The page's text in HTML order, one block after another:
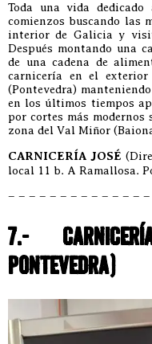
Toda una vida
comienzos buscando las
interior de Galicia y
Después montando una
de una cadena de
carnicería en el
(Pontevedra)
en los últimos tiempos
por cortes más
zona del Val Miñor
CARNICERÍA JOSÉ
local 11 b. A Ramallosa.
– – – – – – – – – – – – –
7.-
PONTEVEDRA)